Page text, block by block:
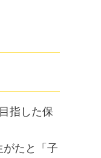
指した保
たと「子